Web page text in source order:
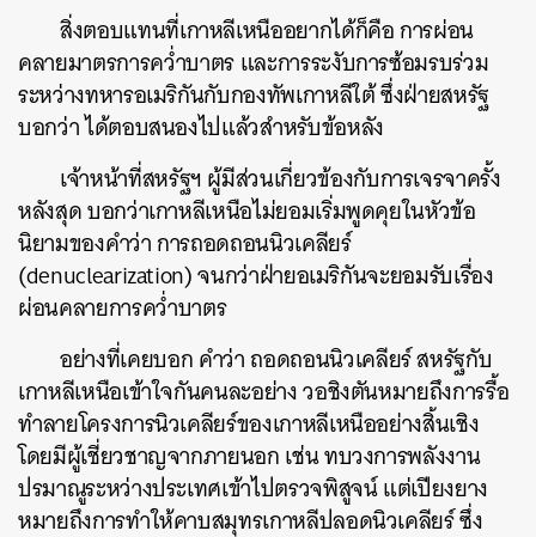
สิ่งตอบแทนที่เกาหลีเหนืออยากได้ก็คือ การผ่อน
คลายมาตรการคว่ำบาตร และการระงับการซ้อมรบร่วม
ระหว่างทหารอเมริกันกับกองทัพเกาหลีใต้ ซึ่งฝ่ายสหรัฐ
บอกว่า ได้ตอบสนองไปแล้วสำหรับข้อหลัง
เจ้าหน้าที่สหรัฐฯ ผู้มีส่วนเกี่ยวข้องกับการเจรจาครั้ง
หลังสุด บอกว่าเกาหลีเหนือไม่ยอมเริ่มพูดคุยในหัวข้อ
นิยามของคำว่า การถอดถอนนิวเคลียร์
(denuclearization) จนกว่าฝ่ายอเมริกันจะยอมรับเรื่อง
ผ่อนคลายการคว่ำบาตร
อย่างที่เคยบอก คำว่า ถอดถอนนิวเคลียร์ สหรัฐกับ
เกาหลีเหนือเข้าใจกันคนละอย่าง วอชิงตันหมายถึงการรื้อ
ทำลายโครงการนิวเคลียร์ของเกาหลีเหนืออย่างสิ้นเชิง
โดยมีผู้เชี่ยวชาญจากภายนอก เช่น ทบวงการพลังงาน
ปรมาณูระหว่างประเทศเข้าไปตรวจพิสูจน์ แต่เปียงยาง
หมายถึงการทำให้คาบสมุทรเกาหลีปลอดนิวเคลียร์ ซึ่ง